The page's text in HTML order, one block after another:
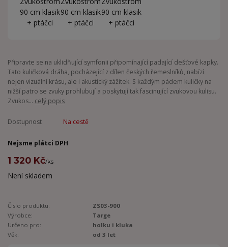
Připravte se na uklidňující symfonii připomínající padající dešťové kapky.
Tato kuličková dráha, pocházející z dílen českých řemeslníků, nabízí
nejen vizuální krásu, ale i akustický zážitek. S každým pádem kuličky na
nižší patro se zvuky prohlubují a poskytují tak fascinující zvukovou kulisu.
Zvukos... celý popis
Dostupnost Na cestě
Nejsme plátci DPH
1 320 Kč/ks
Není skladem
Číslo produktu:
ZS03-900
Výrobce:
Targe
Určeno pro:
holku i kluka
Věk:
od 3 let